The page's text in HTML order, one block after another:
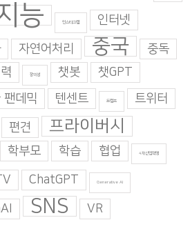
능 인스타그램 인터넷
자연어처리 중국
중독
창의성 챗봇
챗GPT
팬데믹 텐센트 트럼프 트위터
편견 프라이버시
학부모 학습 협업 4차산업혁명
ChatGPT Generative AI
SNS VR